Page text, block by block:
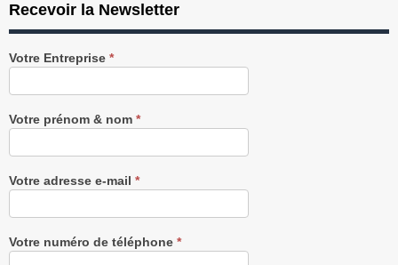
Recevoir la Newsletter
Recevez
notre
gratuitement
Votre Entreprise *
Votre prénom & nom *
Votre adresse e-mail *
Votre numéro de téléphone *